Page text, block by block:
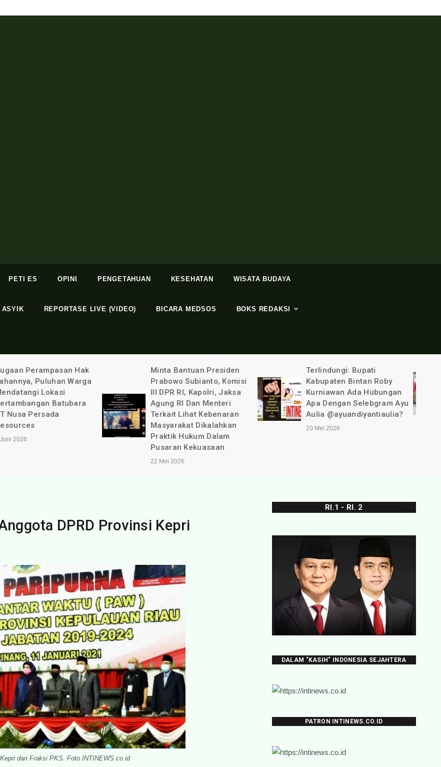
PETI ES OPINI PENGETAHUAN KESEHATAN WISATA BUDAYA
ASYIK REPORTASE LIVE (VIDEO) BICARA MEDSOS BOKS REDAKSI
Bantuan Presiden
Subianto, Komisi
DPR RI, Kapolri, Jaksa
RI Dan Menteri
Lihat Kebenaran
Dikalahkan
Praktik Hukum Dalam
Terlindungi: Bupati
Kabupaten Bintan Roby
Kurniawan Ada Hubungan
Apa Dengan Selebgram Ayu
Aulia @ayuandiyantiaulia?
20 Mei 2026
Tim PLN UP3
Tanjungpinang “Ditemani”
Polisi Bergerak Cepat
Ungkap Pencurian Listirk
6 Mei 2026
DPRD Provinsi Kepri
dari Fraksi PKS. Foto INTINEWS.co.id
RI.1 - RI. 2
DALAM "KASIH" INDONESIA SEJAHTERA
PATRON INTINEWS.CO.ID